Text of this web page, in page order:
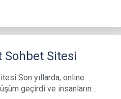
Sohbet Sitesi
Son yıllarda, online
geçirdi ve insanların…